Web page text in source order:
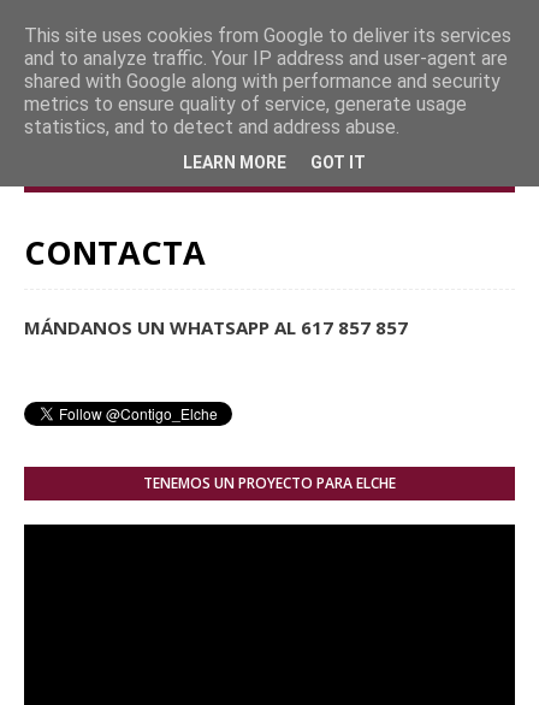
CONTACTA
MÁNDANOS UN WHATSAPP AL 617 857 857
TENEMOS UN PROYECTO PARA ELCHE
This site uses cookies from Google to deliver its services
and to analyze traffic. Your IP address and user-agent are
shared with Google along with performance and security
metrics to ensure quality of service, generate usage
statistics, and to detect and address abuse.
LEARN MORE GOT IT